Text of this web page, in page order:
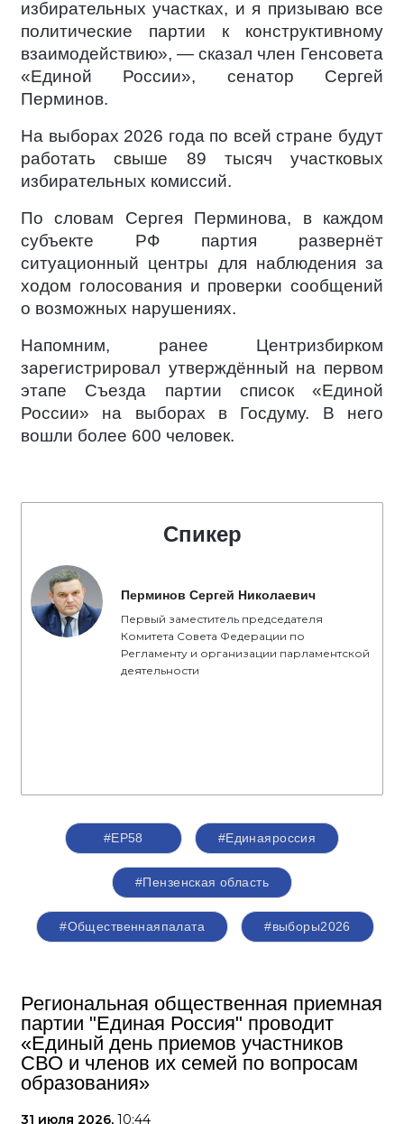
избирательных участках, и я призываю все
политические партии к конструктивному
взаимодействию», — сказал член Генсовета
«Единой России», сенатор Сергей
Перминов.
На выборах 2026 года по всей стране будут
работать свыше 89 тысяч участковых
избирательных комиссий.
По словам Сергея Перминова, в каждом
субъекте РФ партия развернёт
ситуационный центры для наблюдения за
ходом голосования и проверки сообщений
о возможных нарушениях.
Напомним, ранее Центризбирком
зарегистрировал утверждённый на первом
этапе Съезда партии список «Единой
России» на выборах в Госдуму. В него
вошли более 600 человек.
Спикер
Перминов Сергей Николаевич
Первый заместитель председателя
Комитета Совета Федерации по
Регламенту и организации парламентской
деятельности
#ЕР58 #Единаяроссия
#Пензенская область
#Общественнаяпалата #выборы2026
Региональная общественная приемная
партии "Единая Россия" проводит
«Единый день приемов участников
СВО и членов их семей по вопросам
образования»
31 июля 2026, 10:44